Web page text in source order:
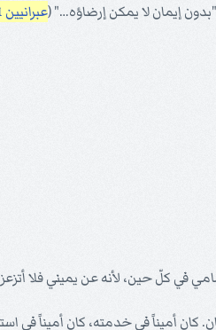
إيمان لا يمكن إرضاؤه…" (عبرانيين 11: 6
في كلّ حين، لأنه عن يميني فلا
كان أميناً في خدمته، كان أميناً في